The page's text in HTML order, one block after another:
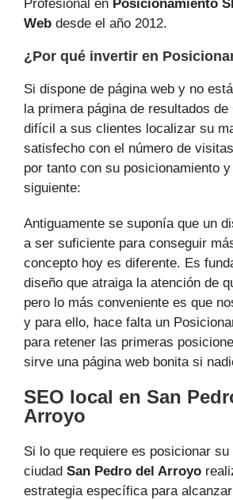
Profesional en Posicionamiento
Web desde el año 2012.
¿Por qué invertir en
Si dispone de página web y no
la primera página de resultados
difícil a sus clientes localizar su
satisfecho con el número de
por tanto con su posicionamiento
siguiente:
Antiguamente se suponía que un
a ser suficiente para conseguir
concepto hoy es diferente. Es
diseño que atraiga la atención de
pero lo más conveniente es que
y para ello, hace falta un
para retener las primeras
sirve una página web bonita si
SEO local en San
Arroyo
Si lo que requiere es posicionar
ciudad San Pedro del Arroyo
estrategia específica para